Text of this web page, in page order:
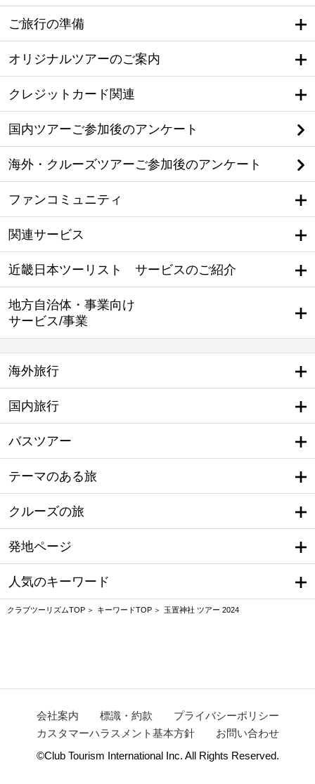
ご旅行の準備
オリジナルツアーのご案内
クレジットカード関連
国内ツアーご参加後のアンケート
海外・クルーズツアーご参加後のアンケート
ファンコミュニティ
関連サービス
近畿日本ツーリスト サービスのご紹介
地方自治体・事業向け
サービス/事業
海外旅行
国内旅行
バスツアー
テーマのある旅
クルーズの旅
発地ページ
人気のキーワード
クラブツーリズムTOP キーワードTOP 玉置神社 ツアー 2024
会社案内 標識・約款
プライバシーポリシー
カスタマーハラスメント基本方針
お問い合わせ
©Club Tourism International Inc. All Rights Reserved.